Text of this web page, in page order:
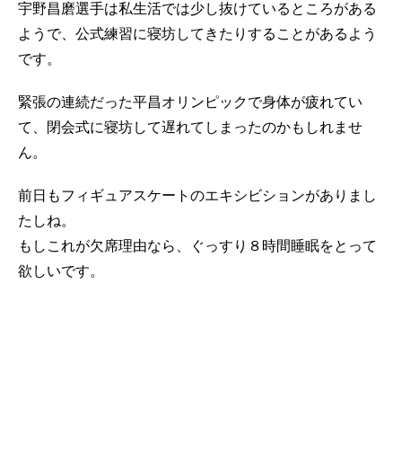
宇野昌磨選手は私生活では少し抜けているところがある
ようで、公式練習に寝坊してきたりすることがあるよう
です。
緊張の連続だった平昌オリンピックで身体が疲れてい
て、閉会式に寝坊して遅れてしまったのかもしれませ
ん。
前日もフィギュアスケートのエキシビションがありまし
たしね。
もしこれが欠席理由なら、ぐっすり８時間睡眠をとって
欲しいです。